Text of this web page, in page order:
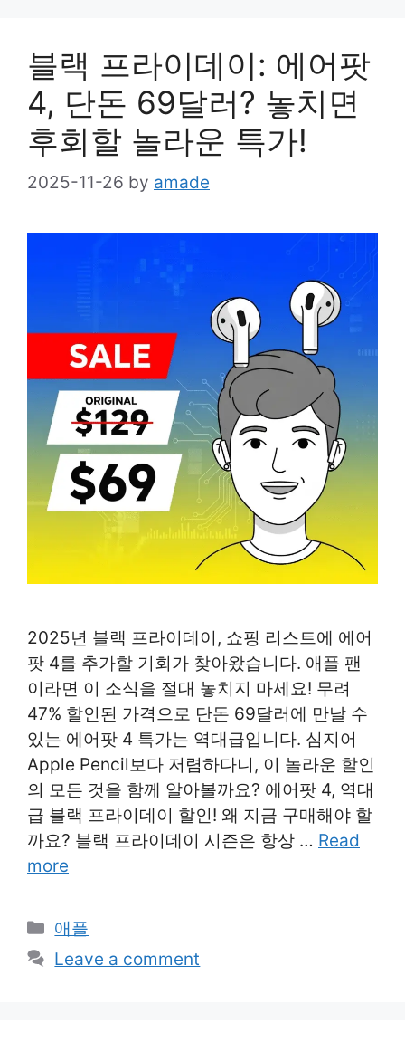
블랙 프라이데이: 에어팟
4, 단돈 69달러? 놓치면
후회할 놀라운 특가!
2025-11-26 by amade
2025년 블랙 프라이데이, 쇼핑 리스트에 에어
팟 4를 추가할 기회가 찾아왔습니다. 애플 팬
이라면 이 소식을 절대 놓치지 마세요! 무려
47% 할인된 가격으로 단돈 69달러에 만날 수
있는 에어팟 4 특가는 역대급입니다. 심지어
Apple Pencil보다 저렴하다니, 이 놀라운 할인
의 모든 것을 함께 알아볼까요? 에어팟 4, 역대
급 블랙 프라이데이 할인! 왜 지금 구매해야 할
까요? 블랙 프라이데이 시즌은 항상 … Read
more
Categories
애플
Leave a comment